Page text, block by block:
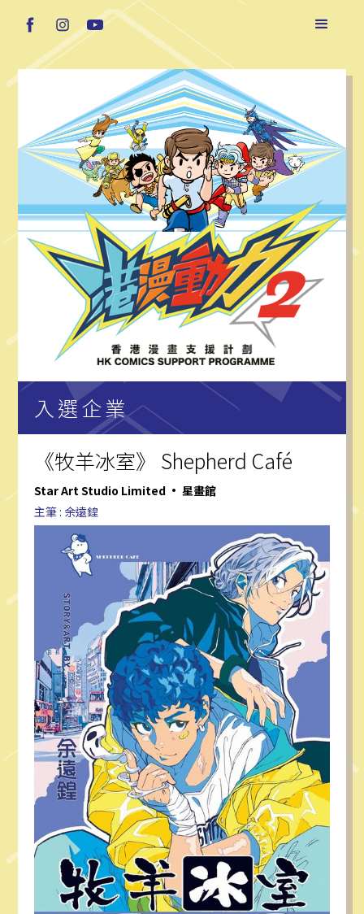
入選企業
《牧羊冰室》 Shepherd Café
Star Art Studio Limited • 星畫館
主筆 : 余遠鍠